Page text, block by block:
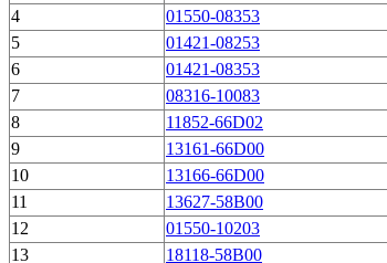
4
01550-08353
5
01421-08253
6
01421-08353
7
08316-10083
8
11852-66D02
9
13161-66D00
10
13166-66D00
11
13627-58B00
12
01550-10203
13
18118-58B00